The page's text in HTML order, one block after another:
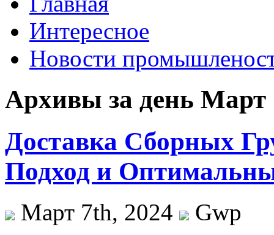
Интересное
Новости
Архивы за день Март
Доставка Сборных
Подход и
Март 7th, 2024
Gwp